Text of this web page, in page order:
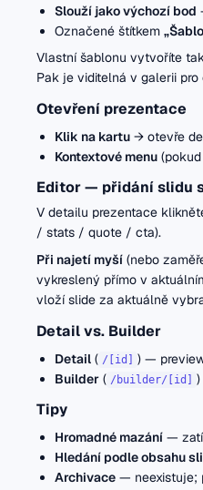
Slouží jako výchozí bod
Označené štítkem
Vlastní šablonu vytvoříte
Pak je viditelná v galerii pro
Otevření prezentace
Klik na kartu → otevře
Kontextové menu
Editor — přidání slidu
V detailu prezentace
/ stats / quote / cta).
Při najetí myší (nebo
vykreslený přímo v
vloží slide za aktuálně
Detail vs. Builder
Detail ( /[id]
) —
Builder ( /builder/[id]
Tipy
Hromadné mazání —
Hledání podle obsahu
Archivace — neexistuje;